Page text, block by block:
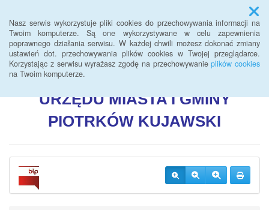
Nasz serwis wykorzystuje pliki cookies do przechowywania informacji na
Twoim komputerze. Są one wykorzystywane w celu zapewnienia
poprawnego działania serwisu. W każdej chwili możesz dokonać zmiany
ustawień dot. przechowywania plików cookies w Twojej przeglądarce.
Korzystając z serwisu wyrażasz zgodę na przechowywanieplików cookies
na Twoim komputerze.
Menu
BIULETYN INFORMACJI
URZĘDUMIASTA I GMINY
PIOTRKÓW KUJAWSKI